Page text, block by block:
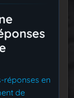
réponses en
de